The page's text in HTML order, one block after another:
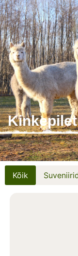
Kinkepilet
Kõik